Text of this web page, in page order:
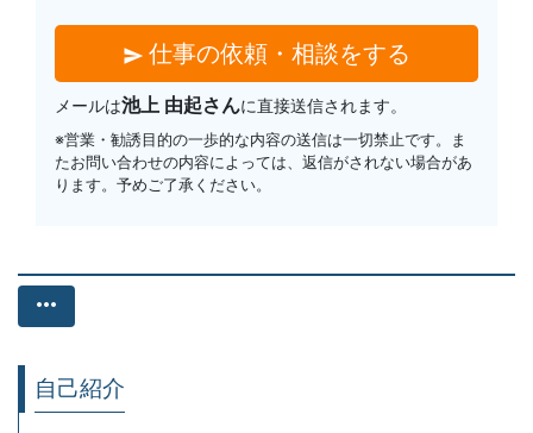
send 仕事の依頼・相談をする
メールは池上 由起さんに直接送信されます。
※営業・勧誘目的の一歩的な内容の送信は一切禁止です。ま
たお問い合わせの内容によっては、返信がされない場合があ
ります。予めご了承ください。
more_horiz
自己紹介